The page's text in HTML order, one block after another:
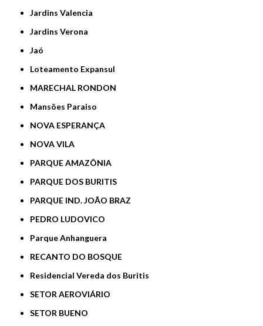
Jardins Valencia
Jardins Verona
Jaó
Loteamento Expansul
MARECHAL RONDON
Mansões Paraiso
NOVA ESPERANÇA
NOVA VILA
PARQUE AMAZÔNIA
PARQUE DOS BURITIS
PARQUE IND. JOÃO BRAZ
PEDRO LUDOVICO
Parque Anhanguera
RECANTO DO BOSQUE
Residencial Vereda dos Buritis
SETOR AEROVIÁRIO
SETOR BUENO